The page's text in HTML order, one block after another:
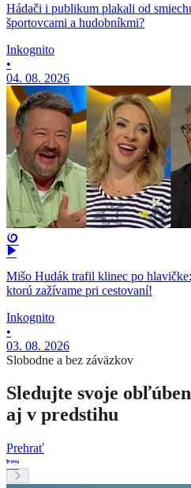
Hádači i publikum plakali od
športovcami a hudobníkmi?
Inkognito
•
04. 08. 2026
Mišo Hudák trafil klinec po
ktorú zažívame pri cestovaní!
Inkognito
•
03. 08. 2026
Slobodne a bez záväzkov
Sledujte svoje
aj v predstihu
Prehrať